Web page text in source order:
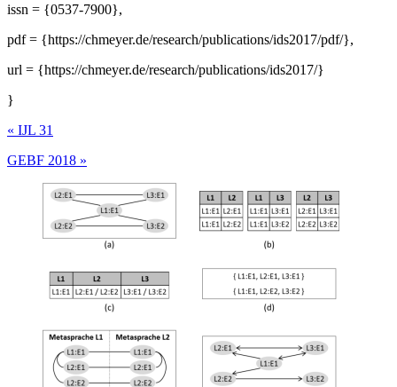
issn = {0537-7900},
pdf = {https://chmeyer.de/research/publications/ids2017/pdf/},
url = {https://chmeyer.de/research/publications/ids2017/}
}
« IJL 31
GEBF 2018 »